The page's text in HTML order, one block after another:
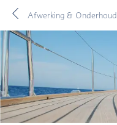
Afwerking & Onderhoud